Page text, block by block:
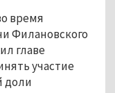
время
Филановского
главе
участие
доли